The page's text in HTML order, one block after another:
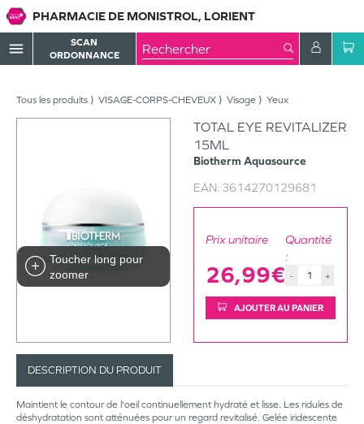
PHARMACIE DE MONISTROL, LORIENT
menu
SCAN
ORDONNANCE
Tous les produits VISAGE-CORPS-CHEVEUX Visage Yeux
Toucher long pour
zoomer
TOTAL EYE REVITALIZER
15ML
Biotherm Aquasource
EAN: 3614270129681
Prix unitaire
26,99€
Quantité
:
- +
AJOUTER AU PANIER
DESCRIPTION DU PRODUIT
Maintient le contour de l'oeil continuellement hydraté et lisse. Les ridules de
déshydratation sont atténuées pour un regard revitalisé. Gelée iridescente